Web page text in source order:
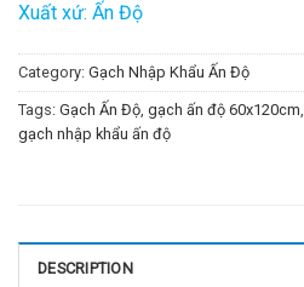
Xuất xứ: Ấn Độ
Category: Gạch Nhập Khẩu Ấn Độ
Tags: Gạch Ấn Độ, gạch ấn độ 60x120cm,
gạch nhập khẩu ấn độ
DESCRIPTION